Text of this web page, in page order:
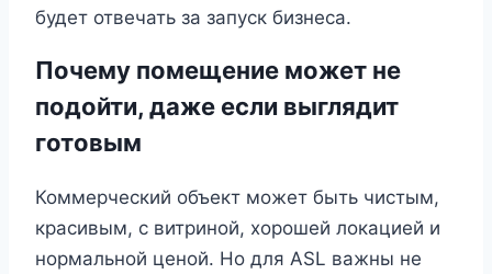
будет отвечать за запуск бизнеса.
Почему помещение может не
подойти, даже если выглядит
готовым
Коммерческий объект может быть чистым,
красивым, с витриной, хорошей локацией и
нормальной ценой. Но для ASL важны не